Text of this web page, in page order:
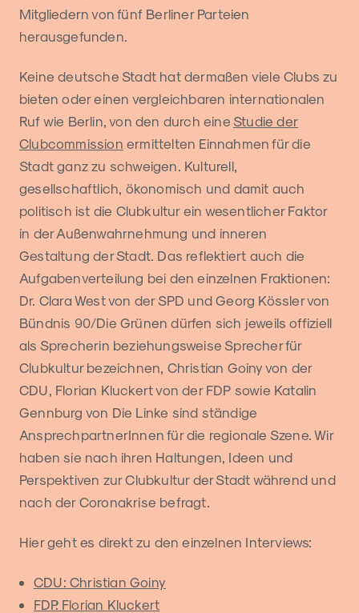
Mitgliedern von fünf Berliner Parteien
herausgefunden.
Keine deutsche Stadt hat dermaßen viele Clubs zu
bieten oder einen vergleichbaren internationalen
Ruf wie Berlin, von den durch eine Studie der
Clubcommission ermittelten Einnahmen für die
Stadt ganz zu schweigen. Kulturell,
gesellschaftlich, ökonomisch und damit auch
politisch ist die Clubkultur ein wesentlicher Faktor
in der Außenwahrnehmung und inneren
Gestaltung der Stadt. Das reflektiert auch die
Aufgabenverteilung bei den einzelnen Fraktionen:
Dr. Clara West von der SPD und Georg Kössler von
Bündnis 90/Die Grünen dürfen sich jeweils offiziell
als Sprecherin beziehungsweise Sprecher für
Clubkultur bezeichnen, Christian Goiny von der
CDU, Florian Kluckert von der FDP sowie Katalin
Gennburg von Die Linke sind ständige
AnsprechpartnerInnen für die regionale Szene. Wir
haben sie nach ihren Haltungen, Ideen und
Perspektiven zur Clubkultur der Stadt während und
nach der Coronakrise befragt.
Hier geht es direkt zu den einzelnen Interviews:
CDU: Christian Goiny
FDP: Florian Kluckert